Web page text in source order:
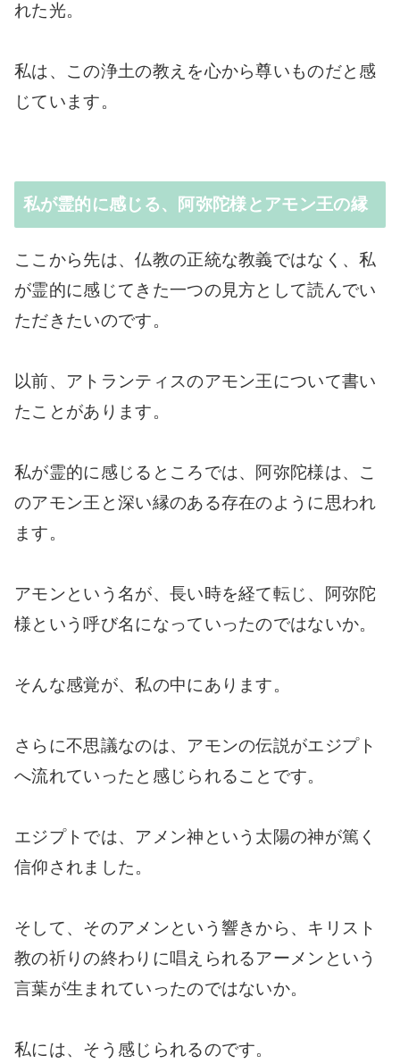
れた光。
私は、この浄土の教えを心から尊いものだと感
じています。
私が霊的に感じる、阿弥陀様とアモン王の縁
ここから先は、仏教の正統な教義ではなく、私
が霊的に感じてきた一つの見方として読んでい
ただきたいのです。
以前、アトランティスのアモン王について書い
たことがあります。
私が霊的に感じるところでは、阿弥陀様は、こ
のアモン王と深い縁のある存在のように思われ
ます。
アモンという名が、長い時を経て転じ、阿弥陀
様という呼び名になっていったのではないか。
そんな感覚が、私の中にあります。
さらに不思議なのは、アモンの伝説がエジプト
へ流れていったと感じられることです。
エジプトでは、アメン神という太陽の神が篤く
信仰されました。
そして、そのアメンという響きから、キリスト
教の祈りの終わりに唱えられるアーメンという
言葉が生まれていったのではないか。
私には、そう感じられるのです。